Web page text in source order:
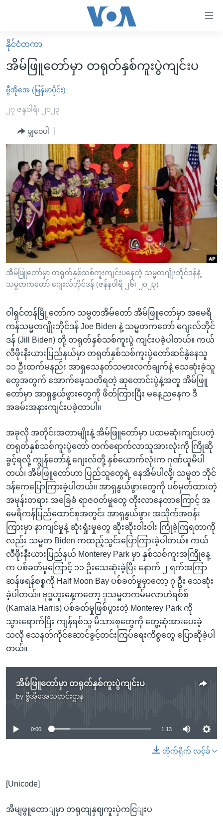
လွယ်ကူ
စေ
Link
များ
အကြောင်းအရာ
ကျော်
ကြည့်
ရန်
ပင်မ
အ
ညွန်း
စာမျက်နှာ
ကျော်
ရှာဖွေ
နေရာ
ကျော်
မူလစာမျက်နှာ
မြန်မာ
ကမ္ဘာ့သတင်းများ
နိုင်ငံတကာ
တရုတ်
အစ္စရေး-ပါလက်စတိုင်း
ဗွီဒီယို
ရပ်ဝန်းတခု လမ်းတခု အလွန်
အင်္ဂလိပ်စာလေ့လာမယ်
အမေရိကန်သုံးအီဒီယံ
မကြေးမုံရဲ့ အင်္ဂလိပ်စာ
ရုပ်ရှင်ထဲက အင်္ဂလိပ်စာ
သုတပဒေသာ အင်္ဂလိပ်စာ
အပတ်စဉ်ကဏ္ဍများ
ရေဒီယို
တီဗွီ
ရေဒီယိုနှင့်ရုပ်သံ အချက်အလက်များ
ရေဒီယို/တီဗွီအစီအစဉ်
Learning English
ဗွီအိုအေ လူမှုကွန်ယက်များ
ဘာသာစကားများ
နိုင်ငံတကာ
အိမ်ဖြူတော်မှာ တရုတ်နှစ်ကူးပွဲကျင်းပ
ဗွီအိုအေ (မြန်မာပိုင်း)
၂၇ ဇန္နဝါရီ၊ ၂၀၂၃
မျှဝေပါ
အိမ်ဖြူတော်မှာ တရုတ်နှစ်သစ်ကူးကျင်းပနေတဲ့ သမ္မတဂျိုးဘိုင်ဒန်နဲ့
သမ္မတကတော် ဂျေးလ်ဘိုင်ဒန် (ဇန်နဝါရီ ၂၆၊ ၂၀၂၃)
ဝါရှင်တန်မြို့တော်က သမ္မတအိမ်တော် အိမ်ဖြူတော်မှာ အမေရိ
ကန်သမ္မတဂျိုးဘိုင်ဒန် Joe Biden နဲ့ သမ္မတကတော် ဂျေးလ်ဘိုင်
ဒန် (Jill Biden) တို့ တရုတ်နှစ်သစ်ကူးပွဲ ကျင်းပခဲ့ပါတယ်။ ကယ်
လီဖိုးနီးယားပြည်နယ်မှာ တရုတ်နှစ်သစ်ကူးပွဲတော်ဆင်နွဲနေသူ
၁၁ ဦးထက်မနည်း အာရှသေနတ်သမားလက်ချက်နဲ့ သေဆုံးခဲ့သူ
တွေအတွက် အောက်မေ့သတိရတဲ့ ဆုတောင်းပွဲနဲ့အတူ အိမ်ဖြူ
တော်မှာ အာရှနွယ်ဖွားတွေကို ဖိတ်ကြားပြီး မနေ့ညနေက ဒီ
အခမ်းအနားကျင်းပခဲ့တာပါ။
အခုလို အတိုင်းအတာမျိုးနဲ့ အိမ်ဖြူတော်မှာ ပထမဆုံးကျင်းပတဲ့
တရုတ်နှစ်သစ်ကူးပွဲတော် တက်ရောက်လာသူအားလုံးကို ကြိုဆို
ခွင့်ရလို့ ကျွန်တော်နဲ့ ဂျေးလ်တို့ နှစ်ယောက်လုံးက ဂုဏ်ယူမိပါ
တယ်၊ အိမ်ဖြူတော်ဟာ ပြည်သူတွေရဲ့ နေအိမ်ပါလို့၊ သမ္မတ ဘိုင်
ဒန်ကေပြောကြားခဲ့ပါတယ်။ အာရှနွယ်ဖွားတွေကို ပစ်မှတ်ထားတဲ့
အမုန်းတရား အခြေခံ ရာဇဝတ်မှုတွေ တိုးလာနေတာကြောင့် အ
မေရိကန်ပြည်ထောင်စုအတွင်း အာရှနွယ်ဖွား အသိုက်အဝန်း
ကြားမှာ နာကျင်မှုနဲ့ ဆုံးရှုံးမှုတွေ ဆိုးဆိုးဝါးဝါး ကြုံခဲ့ကြရတာကို
လည်း သမ္မတ Biden ကထည့်သွင်းပြောကြားခဲ့ပါတယ်။ ကယ်
လီဖိုးနီးယားပြည်နယ် Monterey Park မှာ နှစ်သစ်ကူးအကြိုနေ့
က ပစ်ခတ်မှုကြောင့် ၁၁ ဦးသေဆုံးခဲ့ပြီး နောက် ၂ ရက်အကြာ
ဆန်ဖရန်စစ္စကို Half Moon Bay ပစ်ခတ်မှုမှာတော့ ၇ ဦး သေဆုံး
ခဲ့ပါတယ်။ ဗုဒ္ဓဟူးနေ့ကတော့ ဒုသမ္မတကမ်မလာဟဲရစ်စ်
(Kamala Harris) ပစ်ခတ်မှုဖြစ်ပွားတဲ့ Monterey Park ကို
သွားရောက်ပြီး ကျန်ရစ်သူ မိသားစုတွေကို တွေ့ဆုံအားပေးခဲ့
သလို သေနတ်ကိုင်ဆောင်ခွင့်တင်းကြပ်ရေးကိစ္စတွေ ပြောဆိုခဲ့ပါ
တယ်။
အိမ်ဖြူတော်မှာ တရုတ်နှစ်ကူးပွဲကျင်းပ
by ဗွီအိုအေသတင်းဌာန
No media source currently available
0:00 1:13
တိုက်ရိုက် လင့်ခ်
[Unicode]
အိမျဖွူတောျမှာ တရုတျနှဈကူးပှဲကငြျးပ